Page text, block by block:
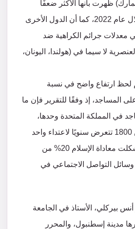
ظهرت بأنها الأكثر ضعفًا
بالنسبة للمسلمين خلال عام 2022، كما أن الدول الأخرى
معدلات جرائم الكراهية ضد
لا سيما في (هولندا، اليونان،
لحظ ارتفاع واضح في نسبة
المساجد، إذ وفقًا للتقرير فإن ما
في المملكة المتحدة وحدها،
والبالغ عددها أكثر من 1800 تتعرض سنويًا لاعتداء واحد
على الأقل، كما وقد شكلت معاداة الإسلام 20% من
التواصل الاجتماعي في
بيركلي، الأستاذ في الجامعة
مدينة إسطنبول، والمحرر